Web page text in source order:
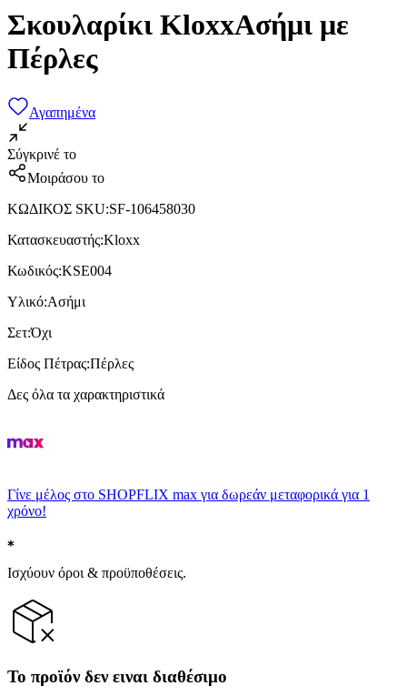
Σκουλαρίκι KloxxΑσήμι με
Πέρλες
Αγαπημένα
Σύγκρινέ το
Μοιράσου το
ΚΩΔΙΚΟΣ SKU:SF-106458030
Κατασκευαστής:Kloxx
Κωδικός:KSE004
Υλικό:Ασήμι
Σετ:Όχι
Είδος Πέτρας:Πέρλες
Δες όλα τα χαρακτηριστικά
Γίνε μέλος στο SHOPFLIX max για δωρεάν μεταφορικά για 1
χρόνο!
Ισχύουν όροι & προϋποθέσεις.
Το προϊόν δεν ειναι διαθέσιμο